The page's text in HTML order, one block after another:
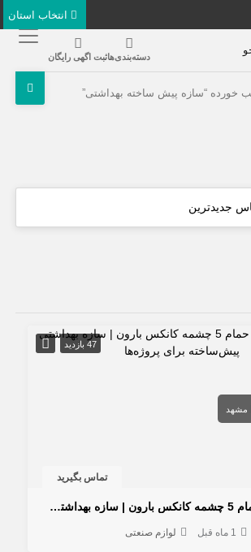
دسته‌بندی‌هاثبت اگهی رایگان
خورده “سازه پیش ساخته بهداشتی”
47 بازدید
مشهد
تماس بگیرید
خرید کانکس حمام 5 چشمه کانکس بارون | سازه بهداشتی پیش‌ساخته برای پروژه‌ها
1 ماه قبل لوازم صنعتی